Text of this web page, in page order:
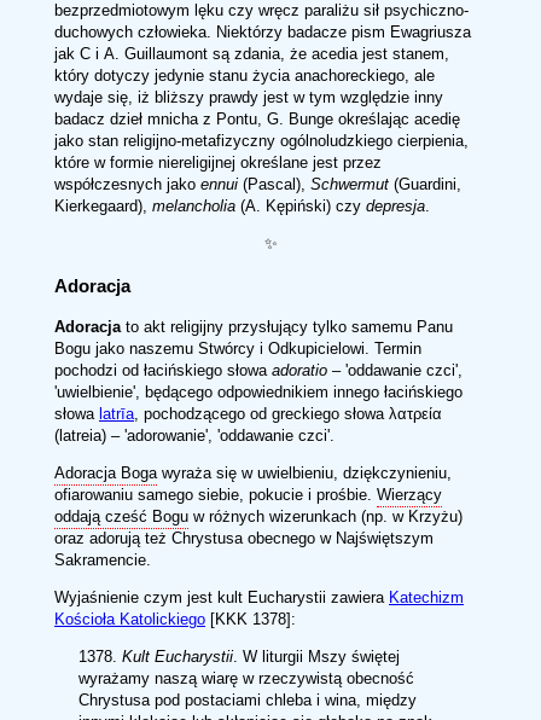
bezprzedmiotowym lęku czy wręcz paraliżu sił psychiczno-
duchowych człowieka. Niektórzy badacze pism Ewagriusza
jak C i A. Guillaumont są zdania, że acedia jest stanem,
który dotyczy jedynie stanu życia anachoreckiego, ale
wydaje się, iż bliższy prawdy jest w tym względzie inny
badacz dzieł mnicha z Pontu, G. Bunge określając acedię
jako stan religijno-metafizyczny ogólnoludzkiego cierpienia,
które w formie niereligijnej określane jest przez
współczesnych jako ennui (Pascal), Schwermut (Guardini,
Kierkegaard), melancholia (A. Kępiński) czy depresja.
✨
Adoracja
Adoracjato akt religijny przysłujący tylko samemu Panu
Bogu jako naszemu Stwórcy i Odkupicielowi. Termin
pochodzi od łacińskiego słowa adoratio – 'oddawanie czci',
'uwielbienie', będącego odpowiednikiem innego łacińskiego
słowa latrīa, pochodzącego od greckiego słowa λατρεία
(latreia) – 'adorowanie', 'oddawanie czci'.
Adoracja Boga wyraża się w uwielbieniu, dziękczynieniu,
ofiarowaniu samego siebie, pokucie i prośbie. Wierzący
oddają cześć Bogu w różnych wizerunkach (np. w Krzyżu)
oraz adorują też Chrystusa obecnego w Najświętszym
Sakramencie.
Wyjaśnienie czym jest kult Eucharystii zawiera Katechizm
Kościoła Katolickiego [KKK 1378]:
1378. Kult Eucharystii. W liturgii Mszy świętej
wyrażamy naszą wiarę w rzeczywistą obecność
Chrystusa pod postaciami chleba i wina, między